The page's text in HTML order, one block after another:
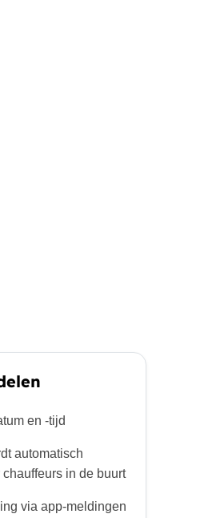
en -tijd
automatisch
in de buurt
via app-meldingen